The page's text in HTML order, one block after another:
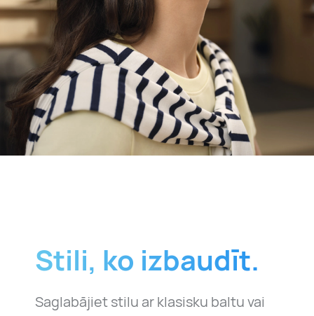
Stili, ko izbaudīt.
Saglabājiet stilu ar klasisku baltu vai